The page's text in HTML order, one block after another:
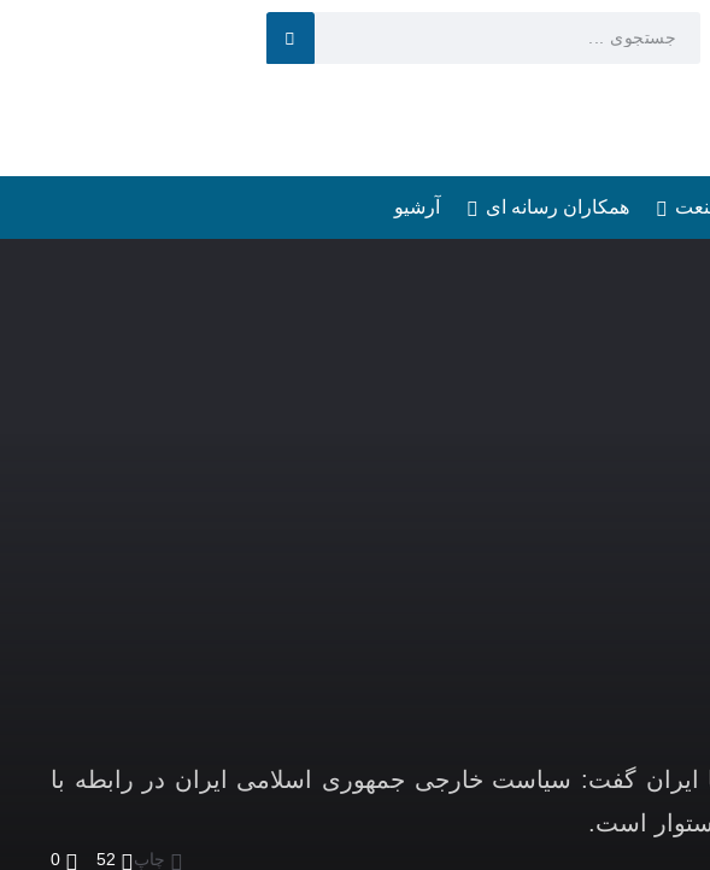
همکاران رسانه ای آرشیو
ایران گفت: سیاست خارجی جمهوری اسلامی ایران در رابطه با
است.
چاپ 52
0